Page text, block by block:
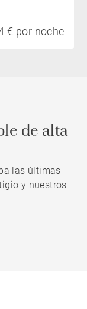
€ por noche
de alta
las últimas
y nuestros